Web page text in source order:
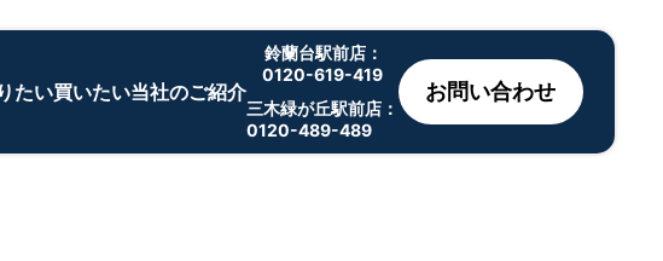
たい買いたい当社のご紹介
鈴蘭台駅前店：
0120-619-419
三木緑が丘駅前店：
0120-489-489
お問い合わせ